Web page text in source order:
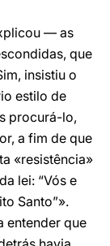
— as
que
insistiu o
estilo de
procurá-lo,
a fim de que
«resistência»
lei: “Vós e
Santo”».
entender que